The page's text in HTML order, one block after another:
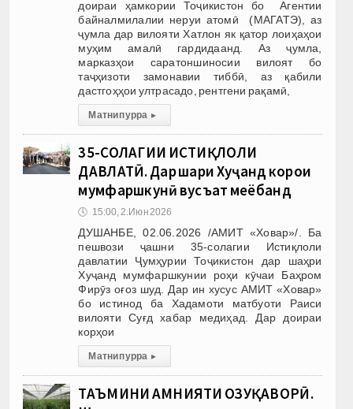
доираи ҳамкории Тоҷикистон бо Агентии
байналмилалии неруи атомӣ (МАГАТЭ), аз
ҷумла дар вилояти Хатлон як қатор лоиҳаҳои
муҳим амалӣ гардидаанд. Аз ҷумла,
марказҳои саратоншиносии вилоят бо
таҷҳизоти замонавии тиббӣ, аз қабили
дастгоҳҳои ултрасадо, рентгени рақамӣ,
Матни пурра ▸
35-СОЛАГИИ ИСТИҚЛОЛИ
ДАВЛАТӢ. Дар шаҳри Хуҷанд корҳои
мумфаршкунӣ вусъат меёбанд
🕔 15:00, 2.Июн 2026
ДУШАНБЕ, 02.06.2026 /АМИТ «Ховар»/. Ба
пешвози ҷашни 35-солагии Истиқлоли
давлатии Ҷумҳурии Тоҷикистон дар шаҳри
Хуҷанд мумфаршкунии роҳи кӯчаи Баҳром
Фирӯз оғоз шуд. Дар ин хусус АМИТ «Ховар»
бо истинод ба Хадамоти матбуоти Раиси
вилояти Суғд хабар медиҳад. Дар доираи
корҳои
Матни пурра ▸
ТАЪМИНИ АМНИЯТИ ОЗУҚАВОРӢ.